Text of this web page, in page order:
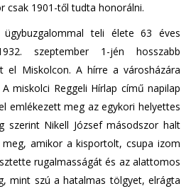
csak 1901-től tudta honorálni.
teli élete 63 éves
szeptember 1-jén hosszabb
el Miskolcon. A hírre a városházára
miskolci Reggeli Hírlap című napilap
emlékezett meg az egykori helyettes
szerint Nikell József másodszor halt
amikor a kisportolt, csupa izom
rugalmasságát és az alattomos
mint szú a hatalmas tölgyet, elrágta